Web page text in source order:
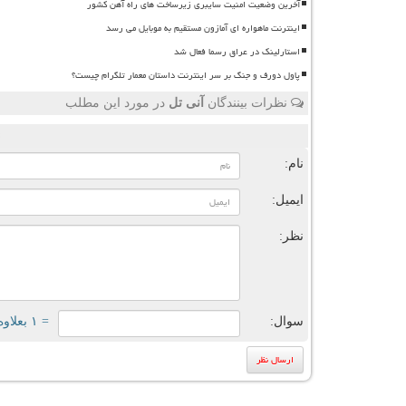
آخرین وضعیت امنیت سایبری زیرساخت های راه آهن کشور
اینترنت ماهواره ای آمازون مستقیم به موبایل می رسد
استارلینک در عراق رسما فعال شد
پاول دورف و جنگ بر سر اینترنت داستان معمار تلگرام چیست؟
نظرات بینندگان آنی تل در مورد این مطلب
نام:
ایمیل:
نظر:
سوال: = ۱ بعلاوه ۲